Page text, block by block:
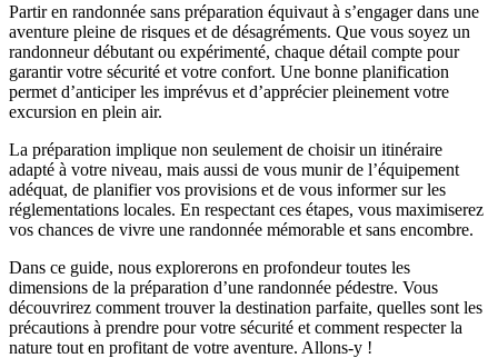
Partir en randonnée sans préparation équivaut à s’engager dans une
aventure pleine de risques et de désagréments. Que vous soyez un
randonneur débutant ou expérimenté, chaque détail compte pour
garantir votre sécurité et votre confort. Une bonne planification
permet d’anticiper les imprévus et d’apprécier pleinement votre
excursion en plein air.
La préparation implique non seulement de choisir un itinéraire
adapté à votre niveau, mais aussi de vous munir de l’équipement
adéquat, de planifier vos provisions et de vous informer sur les
réglementations locales. En respectant ces étapes, vous maximiserez
vos chances de vivre une randonnée mémorable et sans encombre.
Dans ce guide, nous explorerons en profondeur toutes les
dimensions de la préparation d’une randonnée pédestre. Vous
découvrirez comment trouver la destination parfaite, quelles sont les
précautions à prendre pour votre sécurité et comment respecter la
nature tout en profitant de votre aventure. Allons-y !